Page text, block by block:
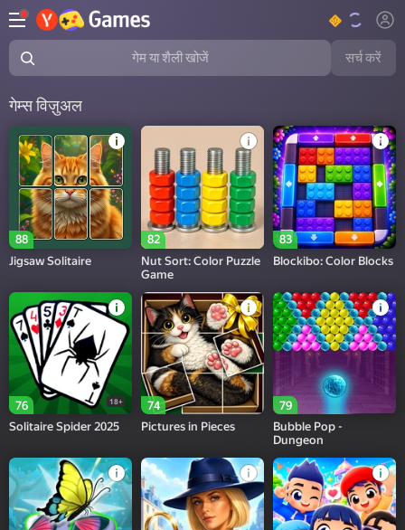
गेम या शैली खोजें सर्च करें
गेम्स विज़ुअल
88
Jigsaw Solitaire
82
Nut Sort: Color Puzzle
Game
83
Blockibo: Color Blocks
76 18+
Solitaire Spider 2025
74
Pictures in Pieces
79
Bubble Pop -
Dungeon